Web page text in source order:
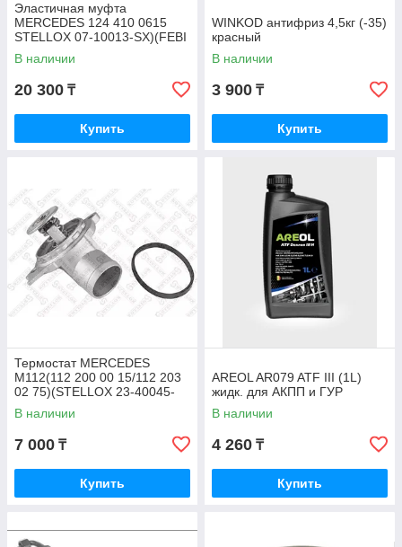
Эластичная муфта
MERCEDES 124 410 0615
STELLOX 07-10013-SX)(FEBI
1975)
В наличии
20 300 ₸
Купить
WINKOD антифриз 4,5кг (-35)
красный
В наличии
3 900 ₸
Купить
Термостат MERCEDES
M112(112 200 00 15/112 203
02 75)(STELLOX 23-40045-
SX)
В наличии
7 000 ₸
Купить
AREOL AR079 ATF III (1L)
жидк. для АКПП и ГУР
В наличии
4 260 ₸
Купить